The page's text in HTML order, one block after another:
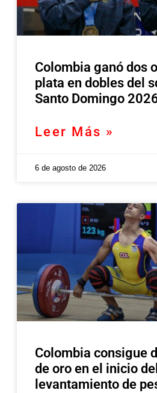
Colombia ganó dos
plata en dobles del
Santo Domingo
Leer Más »
6 de agosto de 2026
Colombia consigue
de oro en el inicio del
levantamiento de